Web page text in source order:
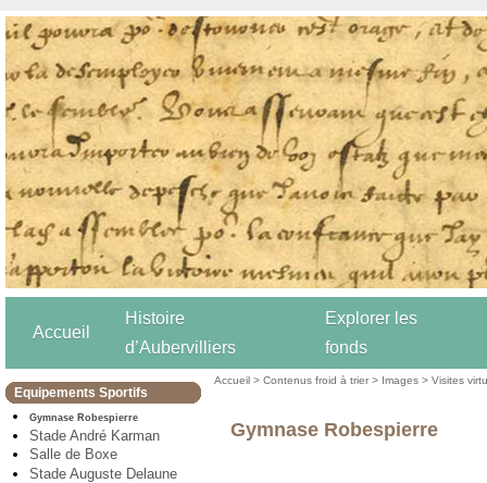
Accueil
Histoire
d’Aubervilliers
Explorer les
fonds
Equipements Sportifs
Gymnase Robespierre
Stade André Karman
Salle de Boxe
Stade Auguste Delaune
Accueil >Contenus froid à trier > Images >Visites
Gymnase Robespierre